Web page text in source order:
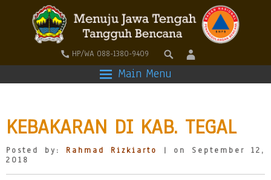
HP/WA 088-1380-9409
Main Menu
KEBAKARAN DI KAB. TEGAL
Posted by: Rahmad Rizkiarto
| on September 12,
2018